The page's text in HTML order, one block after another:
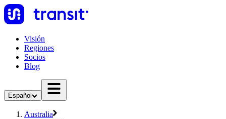
Visión
Regiones
Socios
Blog
Español
Australia